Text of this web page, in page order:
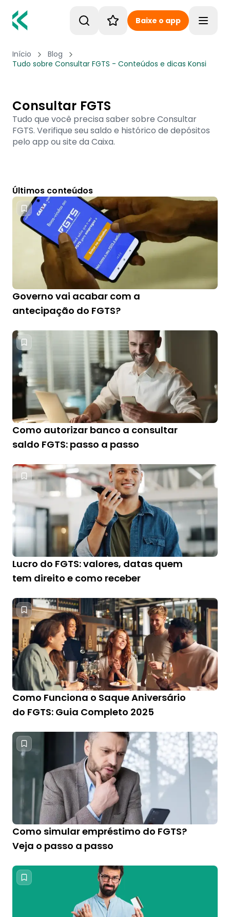
Baixe o app
Início
Blog
Tudo sobre Consultar FGTS - Conteúdos e dicas Konsi
Consultar FGTS
Tudo que você precisa saber sobre Consultar
FGTS. Verifique seu saldo e histórico de depósitos
pelo app ou site da Caixa.
Últimos conteúdos
Governo vai acabar com a
antecipação do FGTS?
Como autorizar banco a consultar
saldo FGTS: passo a passo
Lucro do FGTS: valores, datas quem
tem direito e como receber
Como Funciona o Saque Aniversário
do FGTS: Guia Completo 2025
Como simular empréstimo do FGTS?
Veja o passo a passo